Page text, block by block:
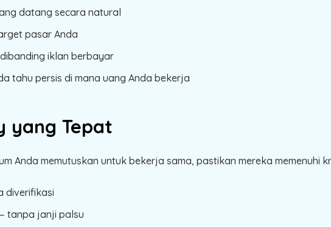
datang secara natural
pasar Anda
iklan berbayar
tahu persis di mana uang Anda bekerja
yang Tepat
Anda memutuskan untuk bekerja sama, pastikan mereka memenuhi
diverifikasi
tanpa janji palsu